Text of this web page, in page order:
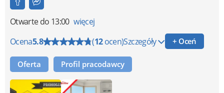
Otwartedo 13:00 więcej
Ocena5.8 (12ocen)Szczegóły + Oceń
Oferta Profil pracodawcy